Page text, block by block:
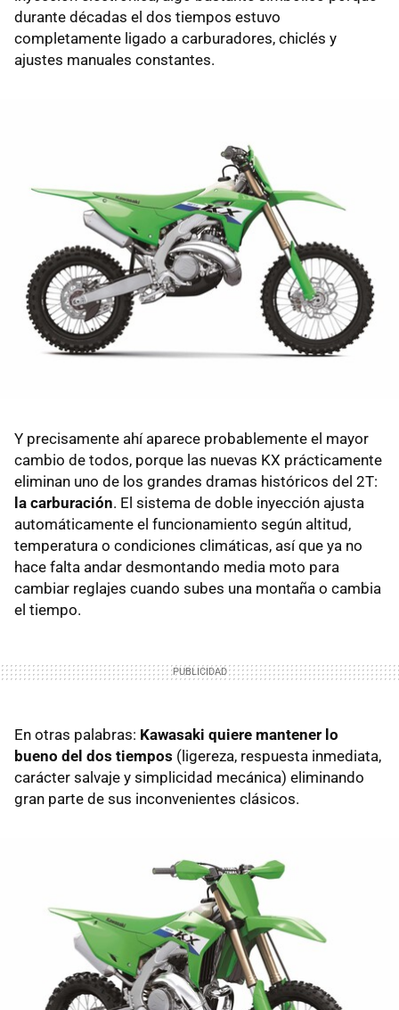
durante décadas el dos tiempos estuvo
completamente ligado a carburadores, chiclés y
ajustes manuales constantes.
Y precisamente ahí aparece probablemente el mayor
cambio de todos, porque las nuevas KX prácticamente
eliminan uno de los grandes dramas históricos del 2T:
la carburación. El sistema de doble inyección ajusta
automáticamente el funcionamiento según altitud,
temperatura o condiciones climáticas, así que ya no
hace falta andar desmontando media moto para
cambiar reglajes cuando subes una montaña o cambia
el tiempo.
En otras palabras: Kawasaki quiere mantener lo
bueno del dos tiempos (ligereza, respuesta inmediata,
carácter salvaje y simplicidad mecánica) eliminando
gran parte de sus inconvenientes clásicos.